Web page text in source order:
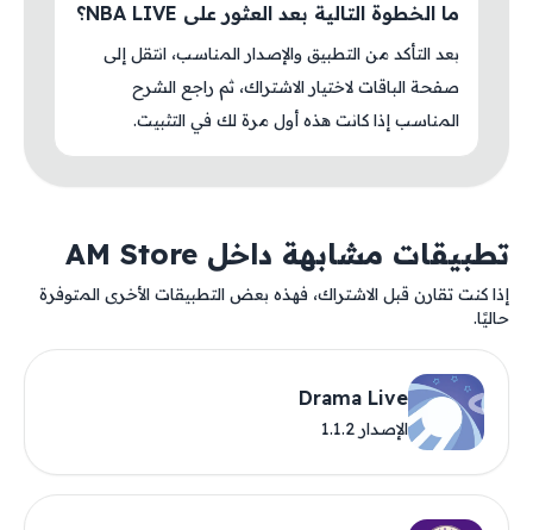
ما الخطوة التالية بعد العثور على NBA LIVE؟
بعد التأكد من التطبيق والإصدار المناسب، انتقل إلى
صفحة الباقات لاختيار الاشتراك، ثم راجع الشرح
المناسب إذا كانت هذه أول مرة لك في التثبيت.
تطبيقات مشابهة داخل AM Store
إذا كنت تقارن قبل الاشتراك، فهذه بعض التطبيقات الأخرى المتوفرة
حاليًا.
Drama Live
الإصدار 1.1.2